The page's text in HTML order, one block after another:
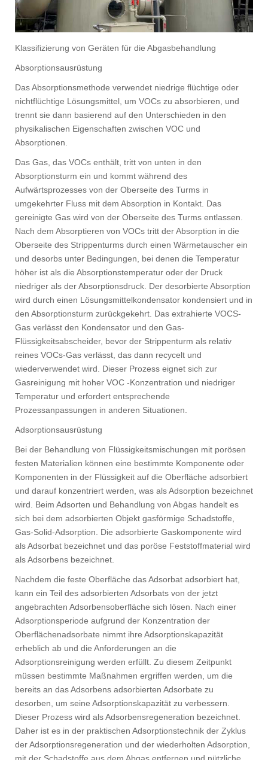
Klassifizierung von Geräten für die Abgasbehandlung
Absorptionsausrüstung
Das Absorptionsmethode verwendet niedrige flüchtige oder
nichtflüchtige Lösungsmittel, um VOCs zu absorbieren, und
trennt sie dann basierend auf den Unterschieden in den
physikalischen Eigenschaften zwischen VOC und
Absorptionen.
Das Gas, das VOCs enthält, tritt von unten in den
Absorptionsturm ein und kommt während des
Aufwärtsprozesses von der Oberseite des Turms in
umgekehrter Fluss mit dem Absorption in Kontakt. Das
gereinigte Gas wird von der Oberseite des Turms entlassen.
Nach dem Absorptieren von VOCs tritt der Absorption in die
Oberseite des Strippenturms durch einen Wärmetauscher ein
und desorbs unter Bedingungen, bei denen die Temperatur
höher ist als die Absorptionstemperatur oder der Druck
niedriger als der Absorptionsdruck. Der desorbierte Absorption
wird durch einen Lösungsmittelkondensator kondensiert und in
den Absorptionsturm zurückgekehrt. Das extrahierte VOCS-
Gas verlässt den Kondensator und den Gas-
Flüssigkeitsabscheider, bevor der Strippenturm als relativ
reines VOCs-Gas verlässt, das dann recycelt und
wiederverwendet wird. Dieser Prozess eignet sich zur
Gasreinigung mit hoher VOC -Konzentration und niedriger
Temperatur und erfordert entsprechende
Prozessanpassungen in anderen Situationen.
Adsorptionsausrüstung
Bei der Behandlung von Flüssigkeitsmischungen mit porösen
festen Materialien können eine bestimmte Komponente oder
Komponenten in der Flüssigkeit auf die Oberfläche adsorbiert
und darauf konzentriert werden, was als Adsorption bezeichnet
wird. Beim Adsorten und Behandlung von Abgas handelt es
sich bei dem adsorbierten Objekt gasförmige Schadstoffe,
Gas-Solid-Adsorption. Die adsorbierte Gaskomponente wird
als Adsorbat bezeichnet und das poröse Feststoffmaterial wird
als Adsorbens bezeichnet.
Nachdem die feste Oberfläche das Adsorbat adsorbiert hat,
kann ein Teil des adsorbierten Adsorbats von der jetzt
angebrachten Adsorbensoberfläche sich lösen. Nach einer
Adsorptionsperiode aufgrund der Konzentration der
Oberflächenadsorbate nimmt ihre Adsorptionskapazität
erheblich ab und die Anforderungen an die
Adsorptionsreinigung werden erfüllt. Zu diesem Zeitpunkt
müssen bestimmte Maßnahmen ergriffen werden, um die
bereits an das Adsorbens adsorbierten Adsorbate zu
desorben, um seine Adsorptionskapazität zu verbessern.
Dieser Prozess wird als Adsorbensregeneration bezeichnet.
Daher ist es in der praktischen Adsorptionstechnik der Zyklus
der Adsorptionsregeneration und der wiederholten Adsorption,
mit der Schadstoffe aus dem Abgas entfernen und nützliche